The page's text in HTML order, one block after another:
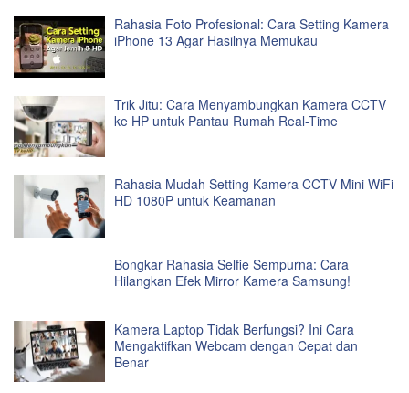
Rahasia Foto Profesional: Cara Setting Kamera
iPhone 13 Agar Hasilnya Memukau
Trik Jitu: Cara Menyambungkan Kamera CCTV
ke HP untuk Pantau Rumah Real-Time
Rahasia Mudah Setting Kamera CCTV Mini WiFi
HD 1080P untuk Keamanan
Bongkar Rahasia Selfie Sempurna: Cara
Hilangkan Efek Mirror Kamera Samsung!
Kamera Laptop Tidak Berfungsi? Ini Cara
Mengaktifkan Webcam dengan Cepat dan
Benar